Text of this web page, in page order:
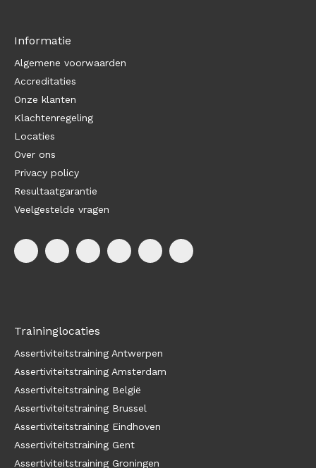
Informatie
Algemene voorwaarden
Accreditaties
Onze klanten
Klachtenregeling
Locaties
Over ons
Privacy policy
Resultaatgarantie
Veelgestelde vragen
Traininglocaties
Assertiviteitstraining Antwerpen
Assertiviteitstraining Amsterdam
Assertiviteitstraining België
Assertiviteitstraining Brussel
Assertiviteitstraining Eindhoven
Assertiviteitstraining Gent
Assertiviteitstraining Groningen